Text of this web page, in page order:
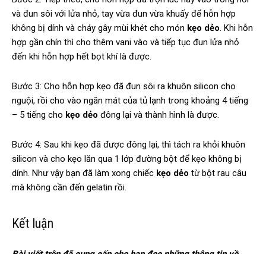
và đun sôi với lửa nhỏ, tay vừa đun vừa khuấy để hỗn hợp
không bị dính và cháy gây mùi khét cho món kẹo dẻo. Khi hỗn
hợp gần chín thì cho thêm vani vào và tiếp tục đun lửa nhỏ
đến khi hỗn hợp hết bọt khí là được.
Bước 3: Cho hỗn hợp kẹo đã đun sôi ra khuôn silicon cho
nguội, rồi cho vào ngăn mát của tủ lạnh trong khoảng 4 tiếng
– 5 tiếng cho kẹo dẻo đông lại và thành hình là được.
Bước 4: Sau khi kẹo đã được đông lại, thì tách ra khỏi khuôn
silicon và cho kẹo lăn qua 1 lớp đường bột để kẹo không bị
dính. Như vậy bạn đã làm xong chiếc kẹo dẻo từ bột rau câu
mà không cần đến gelatin rồi.
Kết luận